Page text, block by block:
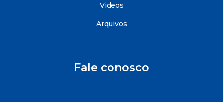
Videos
Arquivos
Fale conosco